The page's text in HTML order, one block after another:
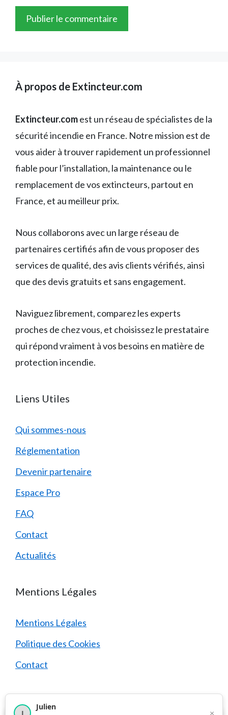
À propos de Extincteur.com
Extincteur.comest un réseau de spécialistes de la
sécurité incendie en France. Notre mission est de
vous aider à trouver rapidement un professionnel
fiable pour l’installation, la maintenance ou le
remplacement de vos extincteurs, partout en
France, et au meilleur prix.
Nous collaborons avec un large réseau de
partenaires certifiés afin de vous proposer des
services de qualité, des avis clients vérifiés, ainsi
que des devis gratuits et sans engagement.
Naviguez librement, comparez les experts
proches de chez vous, et choisissez le prestataire
qui répond vraiment à vos besoins en matière de
protection incendie.
Liens Utiles
Qui sommes-nous
Réglementation
Devenir partenaire
Espace Pro
FAQ
Contact
Actualités
Mentions Légales
Mentions Légales
Politique des Cookies
Contact
J
Julien
×